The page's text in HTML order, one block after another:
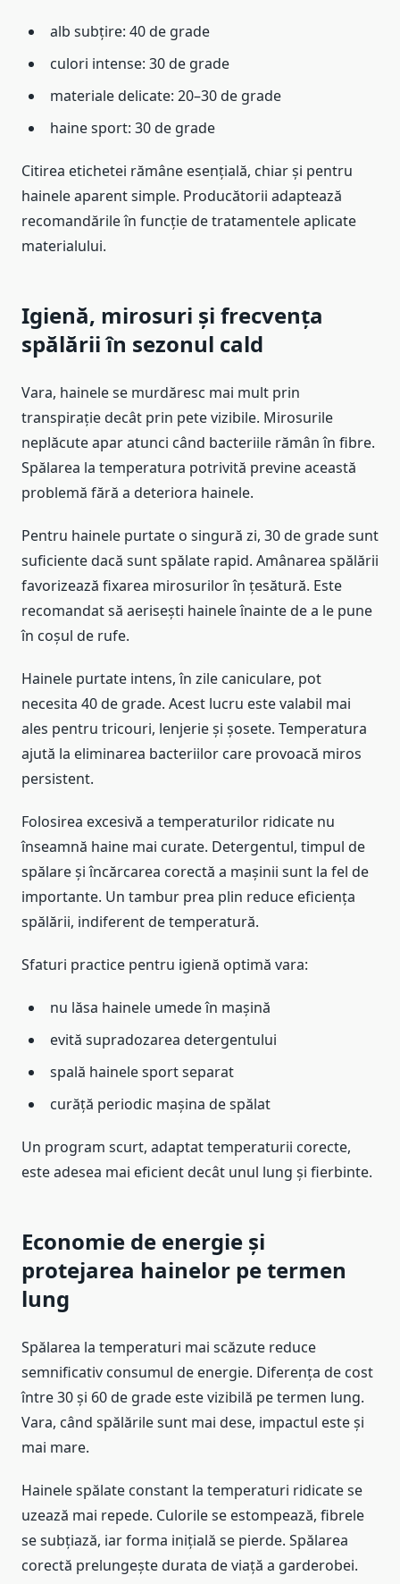
alb subțire: 40 de grade
culori intense: 30 de grade
materiale delicate: 20–30 de grade
haine sport: 30 de grade
Citirea etichetei rămâne esențială, chiar și pentru
hainele aparent simple. Producătorii adaptează
recomandările în funcție de tratamentele aplicate
materialului.
Igienă, mirosuri și frecvența
spălării în sezonul cald
Vara, hainele se murdăresc mai mult prin
transpirație decât prin pete vizibile. Mirosurile
neplăcute apar atunci când bacteriile rămân în fibre.
Spălarea la temperatura potrivită previne această
problemă fără a deteriora hainele.
Pentru hainele purtate o singură zi, 30 de grade sunt
suficiente dacă sunt spălate rapid. Amânarea spălării
favorizează fixarea mirosurilor în țesătură. Este
recomandat să aerisești hainele înainte de a le pune
în coșul de rufe.
Hainele purtate intens, în zile caniculare, pot
necesita 40 de grade. Acest lucru este valabil mai
ales pentru tricouri, lenjerie și șosete. Temperatura
ajută la eliminarea bacteriilor care provoacă miros
persistent.
Folosirea excesivă a temperaturilor ridicate nu
înseamnă haine mai curate. Detergentul, timpul de
spălare și încărcarea corectă a mașinii sunt la fel de
importante. Un tambur prea plin reduce eficiența
spălării, indiferent de temperatură.
Sfaturi practice pentru igienă optimă vara:
nu lăsa hainele umede în mașină
evită supradozarea detergentului
spală hainele sport separat
curăță periodic mașina de spălat
Un program scurt, adaptat temperaturii corecte,
este adesea mai eficient decât unul lung și fierbinte.
Economie de energie și
protejarea hainelor pe termen
lung
Spălarea la temperaturi mai scăzute reduce
semnificativ consumul de energie. Diferența de cost
între 30 și 60 de grade este vizibilă pe termen lung.
Vara, când spălările sunt mai dese, impactul este și
mai mare.
Hainele spălate constant la temperaturi ridicate se
uzează mai repede. Culorile se estompează, fibrele
se subțiază, iar forma inițială se pierde. Spălarea
corectă prelungește durata de viață a garderobei.